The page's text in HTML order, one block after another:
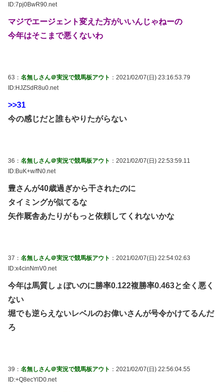
ID:7pj0BwR90.net
マジでエージェント変えた方がいいんじゃねーの
今年はそこまで悪くないわ
63： 名無しさん＠実況で競馬板アウト ：2021/02/07(日) 23:16:53.79
ID:HJZSdR8u0.net
>>31
今の感じだと誰もやりたがらない
36： 名無しさん＠実況で競馬板アウト ：2021/02/07(日) 22:53:59.11
ID:BuK+w/fN0.net
豊さんが40歳過ぎから干されたのに
タイミングが似てるな
矢作厩舎あたりがもっと依頼してくれないかな
37： 名無しさん＠実況で競馬板アウト ：2021/02/07(日) 22:54:02.63
ID:x4cinNmV0.net
今年は馬質しょぼいのに勝率0.122複勝率0.463と全く悪く
ない
堀でも逆らえないレベルのお偉いさんが号令かけてるんだ
ろ
39： 名無しさん＠実況で競馬板アウト ：2021/02/07(日) 22:56:04.55
ID:+Q8ecYlD0.net